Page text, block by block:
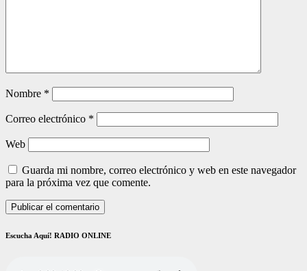
Nombre *
Correo electrónico *
Web
Guarda mi nombre, correo electrónico y web en este navegador
para la próxima vez que comente.
Escucha Aquí! RADIO ONLINE